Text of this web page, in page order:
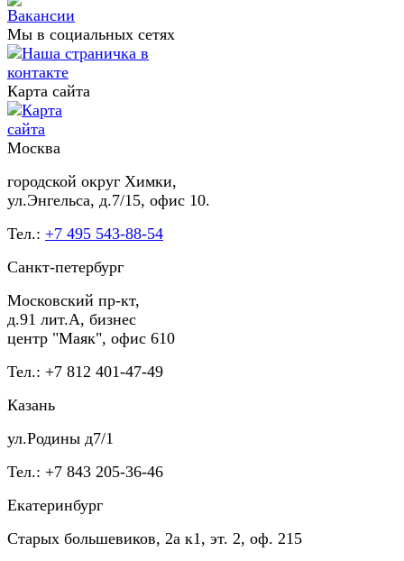
Мы в социальных сетях
Карта сайта
Москва
городской округ Химки,
ул.Энгельса, д.7/15, офис 10.
Тел.: +7 495 543-88-54
Санкт-петербург
Московский пр-кт,
д.91 лит.А, бизнес
центр "Маяк", офис 610
Тел.: +7 812 401-47-49
Казань
ул.Родины д7/1
Тел.: +7 843 205-36-46
Екатеринбург
Старых большевиков, 2а к1, эт. 2, оф. 215